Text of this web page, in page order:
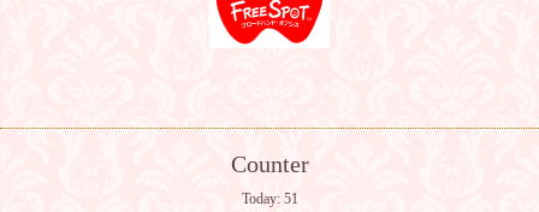
Counter
Today: 51